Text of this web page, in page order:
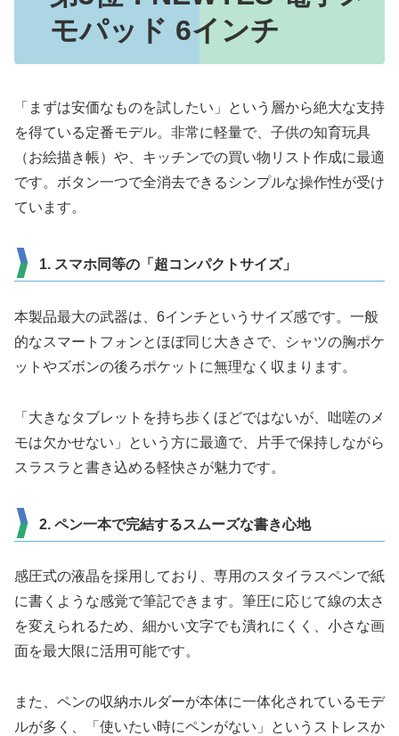
モパッド 6インチ
「まずは安価なものを試したい」という層から絶大な支持
を得ている定番モデル。非常に軽量で、子供の知育玩具
（お絵描き帳）や、キッチンでの買い物リスト作成に最適
です。ボタン一つで全消去できるシンプルな操作性が受け
ています。
1. スマホ同等の「超コンパクトサイズ」
本製品最大の武器は、6インチというサイズ感です。一般
的なスマートフォンとほぼ同じ大きさで、シャツの胸ポケ
ットやズボンの後ろポケットに無理なく収まります。
「大きなタブレットを持ち歩くほどではないが、咄嗟のメ
モは欠かせない」という方に最適で、片手で保持しながら
スラスラと書き込める軽快さが魅力です。
2. ペン一本で完結するスムーズな書き心地
感圧式の液晶を採用しており、専用のスタイラスペンで紙
に書くような感覚で筆記できます。筆圧に応じて線の太さ
を変えられるため、細かい文字でも潰れにくく、小さな画
面を最大限に活用可能です。
また、ペンの収納ホルダーが本体に一体化されているモデ
ルが多く、「使いたい時にペンがない」というストレスか